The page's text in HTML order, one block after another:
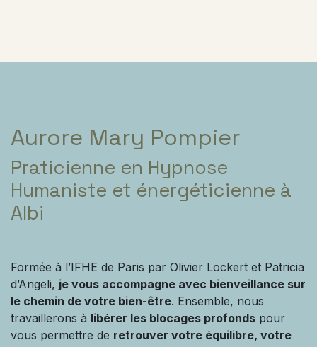
Aurore Mary Pompier
Praticienne en Hypnose
Humaniste et énergéticienne à
Albi
Formée à l’IFHE de Paris par Olivier Lockert et Patricia
d’Angeli, je vous accompagne avec bienveillance sur
le chemin de votre bien-être. Ensemble, nous
travaillerons à libérer les blocages profonds pour
vous permettre de retrouver votre équilibre, votre